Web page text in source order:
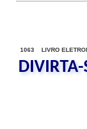
1063 LIVRO